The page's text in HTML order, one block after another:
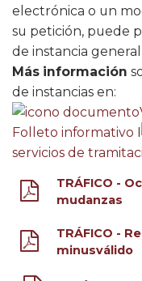
electrónica o un
su petición, puede
de instancia
Más información
de instancias en:
Folleto informativo​
servicios de
TRÁFICO -
mudanzas
TRÁFICO -
minusválido